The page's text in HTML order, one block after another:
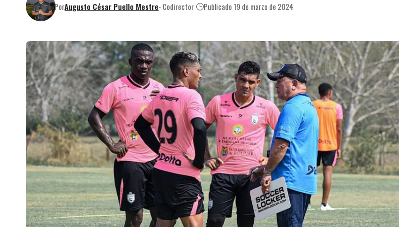
PorAugusto César Puello Mestre- Codirector Publicado 19 de marzo de 2024